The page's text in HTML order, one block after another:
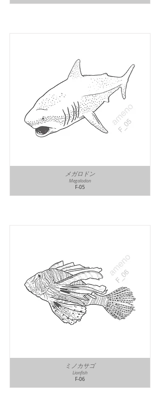
メガロドン
F-05
Megalodon
ミノカサゴ
F-06
Lionfish